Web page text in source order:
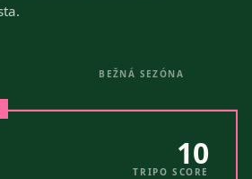
BEŽNÁ SEZÓNA
10
TRIPO SCORE